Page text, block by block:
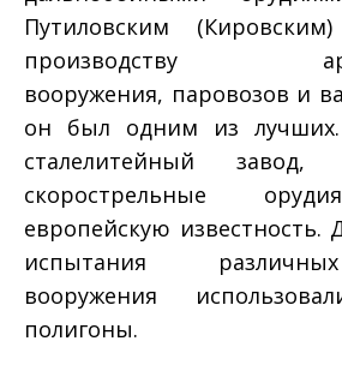
Путиловским
производству
вооружения, паровозов и
он был одним из лучших.
сталелитейный завод,
скорострельные
европейскую известность.
испытания
вооружения
полигоны.